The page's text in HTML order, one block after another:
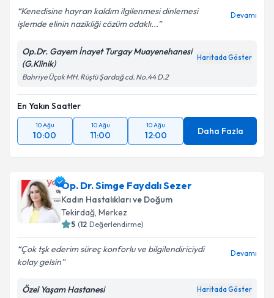
Kenedisine hayran kaldım ilgilenmesi dinlemesi
işlemde elinin nazikliği cözüm odaklı...
Devamı
Op.Dr. Gayem İnayet Turgay Muayenehanesi
(G.Klinik)
Haritada Göster
Bahriye Üçok MH. Rüştü Şardağ cd. No.44 D.2
En Yakın Saatler
10 Ağu
10:00
10 Ağu
11:00
10 Ağu
12:00 Daha Fazla
Op. Dr. Simge Faydalı Sezer
Kadın Hastalıkları ve Doğum
Tekirdağ, Merkez
5 (12 Değerlendirme)
Çok tşk ederim süreç konforlu ve bilgilendiriciydi
kolay gelsin
Devamı
Özel Yaşam Hastanesi Haritada Göster